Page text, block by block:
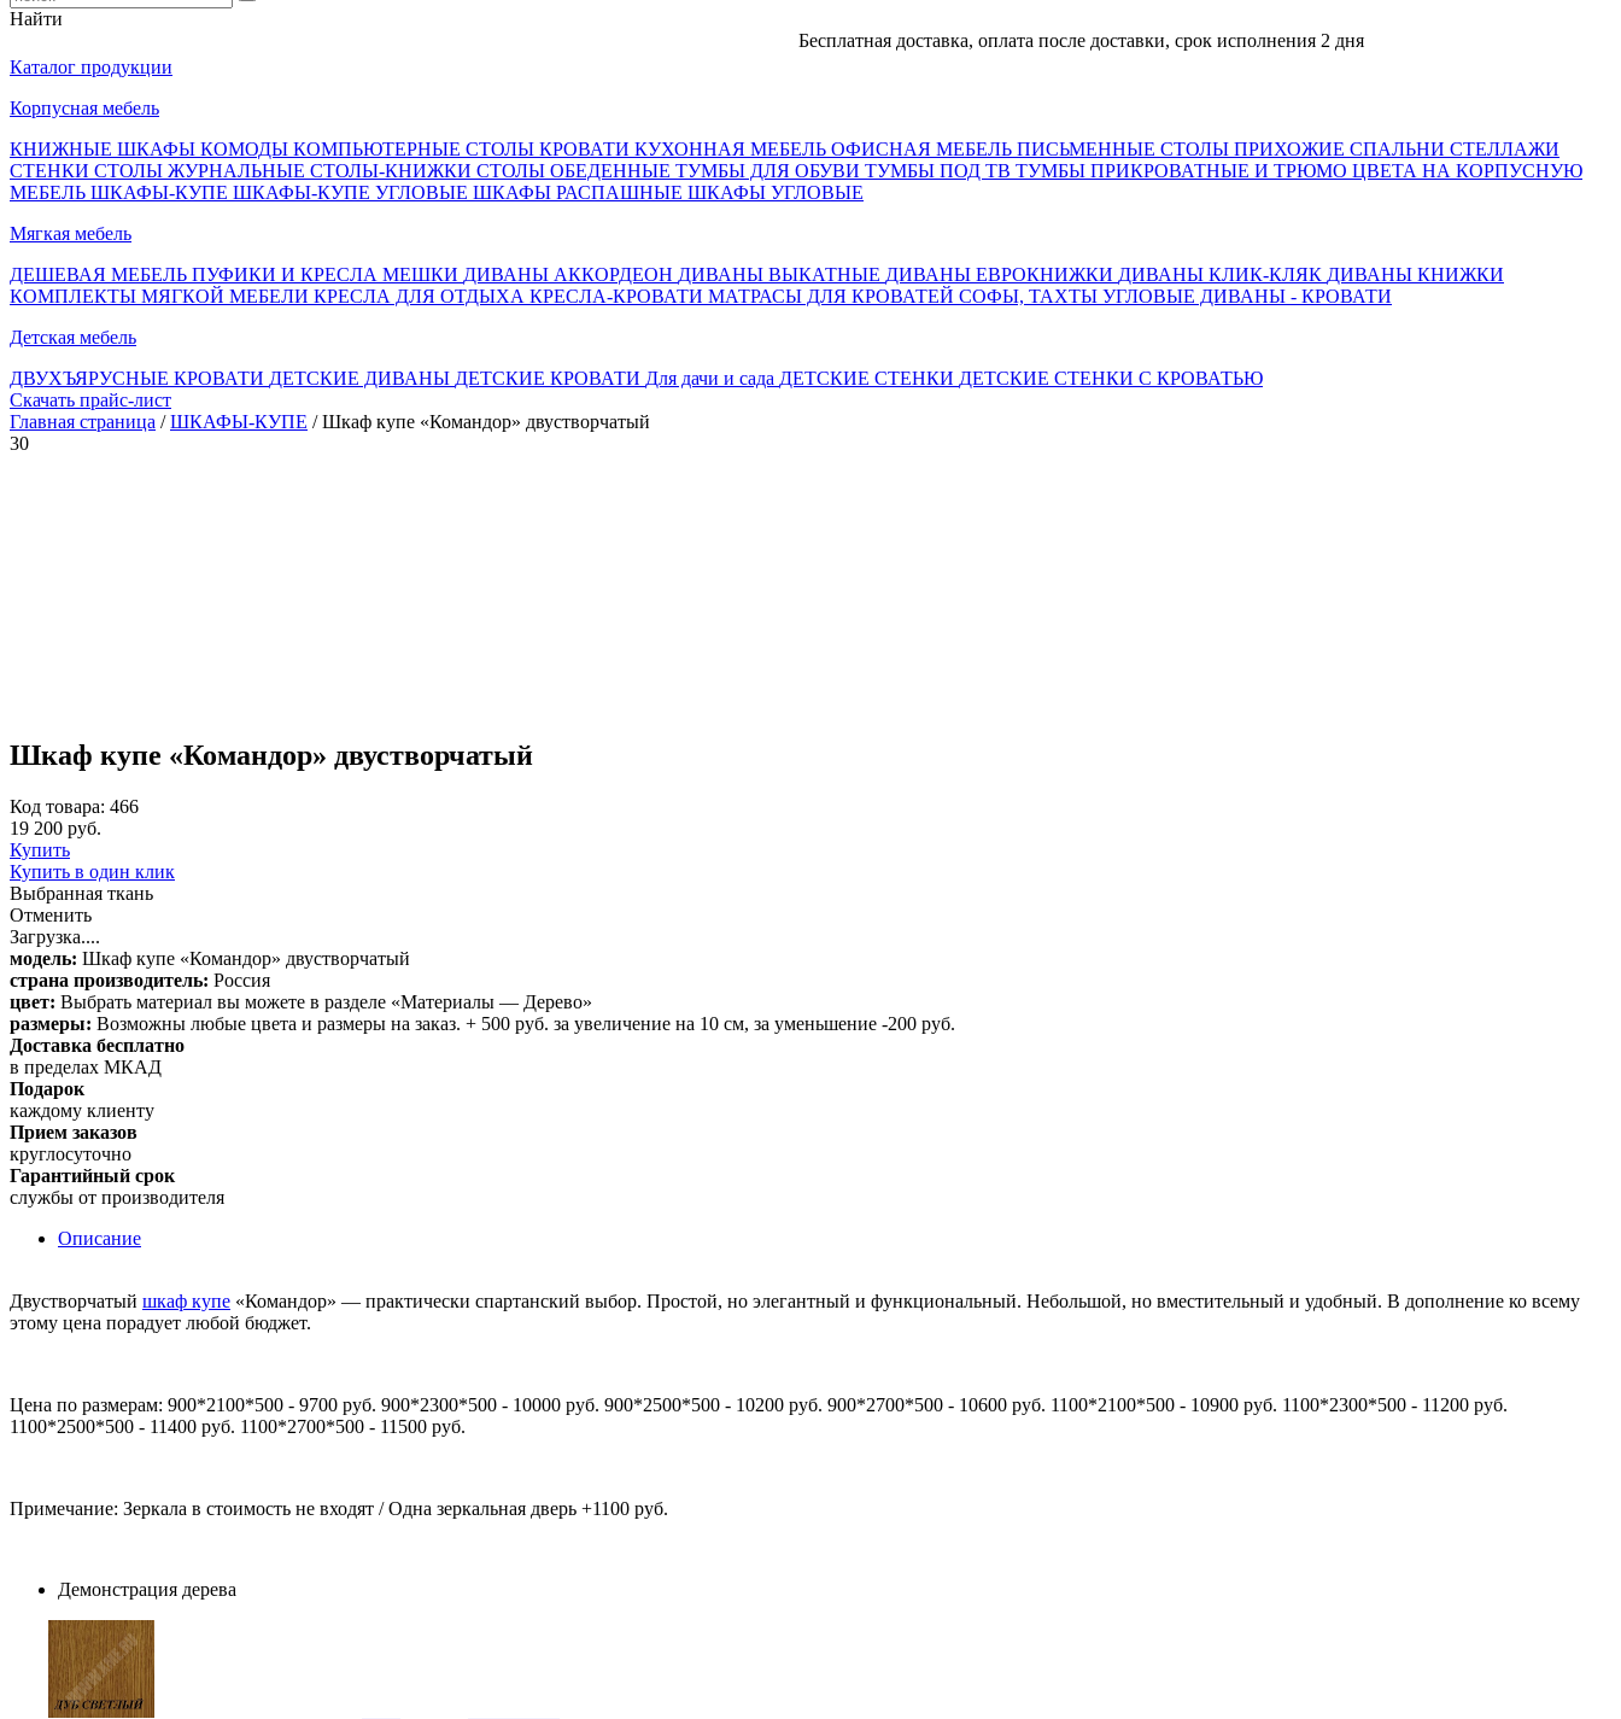
Найти
Бесплатная доставка, оплата после доставки, срок исполнения 2 дня
Каталог продукции
Корпусная мебель
КНИЖНЫЕ ШКАФЫ КОМОДЫ КОМПЬЮТЕРНЫЕ СТОЛЫ КРОВАТИ КУХОННАЯ МЕБЕЛЬ ОФИСНАЯ МЕБЕЛЬ ПИСЬМЕННЫЕ СТОЛЫ ПРИХОЖИЕ СПАЛЬНИ СТЕЛЛАЖИ
СТЕНКИ СТОЛЫ ЖУРНАЛЬНЫЕ СТОЛЫ-КНИЖКИ СТОЛЫ ОБЕДЕННЫЕ ТУМБЫ ДЛЯ ОБУВИ ТУМБЫ ПОД ТВ ТУМБЫ ПРИКРОВАТНЫЕ И ТРЮМО ЦВЕТА НА КОРПУСНУЮ
МЕБЕЛЬ ШКАФЫ-КУПЕ ШКАФЫ-КУПЕ УГЛОВЫЕ ШКАФЫ РАСПАШНЫЕ ШКАФЫ УГЛОВЫЕ
Мягкая мебель
ДЕШЕВАЯ МЕБЕЛЬ ПУФИКИ И КРЕСЛА МЕШКИ ДИВАНЫ АККОРДЕОН ДИВАНЫ ВЫКАТНЫЕ ДИВАНЫ ЕВРОКНИЖКИ ДИВАНЫ КЛИК-КЛЯК ДИВАНЫ КНИЖКИ
КОМПЛЕКТЫ МЯГКОЙ МЕБЕЛИ КРЕСЛА ДЛЯ ОТДЫХА КРЕСЛА-КРОВАТИ МАТРАСЫ ДЛЯ КРОВАТЕЙ СОФЫ, ТАХТЫ УГЛОВЫЕ ДИВАНЫ - КРОВАТИ
Детская мебель
ДВУХЪЯРУСНЫЕ КРОВАТИ ДЕТСКИЕ ДИВАНЫ ДЕТСКИЕ КРОВАТИ Для дачи и сада ДЕТСКИЕ СТЕНКИ ДЕТСКИЕ СТЕНКИ С КРОВАТЬЮ
Скачать прайс-лист
Главная страница /ШКАФЫ-КУПЕ / Шкаф купе «Командор» двустворчатый
30
Шкаф купе «Командор» двустворчатый
Код товара: 466
19 200 руб.
Купить
Купить в один клик
Выбранная ткань
Отменить
Загрузка....
модель: Шкаф купе «Командор» двустворчатый
страна производитель: Россия
цвет: Выбрать материал вы можете в разделе «Материалы — Дерево»
размеры: Возможны любые цвета и размеры на заказ. + 500 руб. за увеличение на 10 см, за уменьшение -200 руб.
Доставка бесплатно
в пределах МКАД
Подарок
каждому клиенту
Прием заказов
круглосуточно
Гарантийный срок
службы от производителя
Описание
Двустворчатый шкаф купе «Командор» — практически спартанский выбор. Простой, но элегантный и функциональный. Небольшой, но вместительный и удобный. В дополнение ко всему
этому цена порадует любой бюджет.
Цена по размерам: 900*2100*500 - 9700 руб. 900*2300*500 - 10000 руб. 900*2500*500 - 10200 руб. 900*2700*500 - 10600 руб. 1100*2100*500 - 10900 руб. 1100*2300*500 - 11200 руб.
1100*2500*500 - 11400 руб. 1100*2700*500 - 11500 руб.
Примечание: Зеркала в стоимость не входят / Одна зеркальная дверь +1100 руб.
Демонстрация дерева